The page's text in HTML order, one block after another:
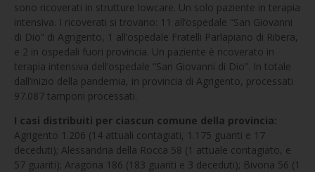
sono ricoverati in strutture lowcare. Un solo paziente in terapia
intensiva. I ricoverati si trovano: 11 all’ospedale “San Giovanni
di Dio” di Agrigento, 1 all’ospedale Fratelli Parlapiano di Ribera,
e 2 in ospedali fuori provincia. Un paziente è ricoverato in
terapia intensiva dell’ospedale “San Giovanni di Dio”. In totale
dall’inizio della pandemia, in provincia di Agrigento, processati
97.087 tamponi processati.
I casi distribuiti per ciascun comune della provincia:
Agrigento 1.206 (14 attuali contagiati, 1.175 guariti e 17
deceduti); Alessandria della Rocca 58 (1 attuale contagiato, e
57 guariti); Aragona 186 (183 guariti e 3 deceduti); Bivona 56 (1